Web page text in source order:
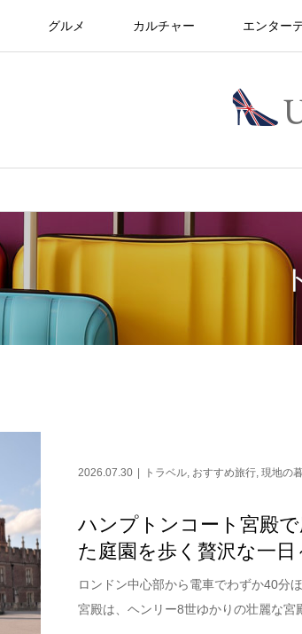
グルメ カルチャー エンター
2026.07.30 トラベル おすすめ旅行 ,現地の
ハンプトンコート宮殿
た庭園を歩く贅沢な一日
ロンドン中心部から電車でわずか40分
宮殿は、ヘンリー8世ゆかりの壮麗な宮